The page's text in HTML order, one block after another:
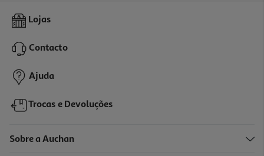
Snack Cão Naturea Biscoitos Frutos Verm. 140g
Price reduced from
4,29 €to
2,99 €
Lojas
Contacto
Ajuda
Trocas e Devoluções
Sobre a Auchan